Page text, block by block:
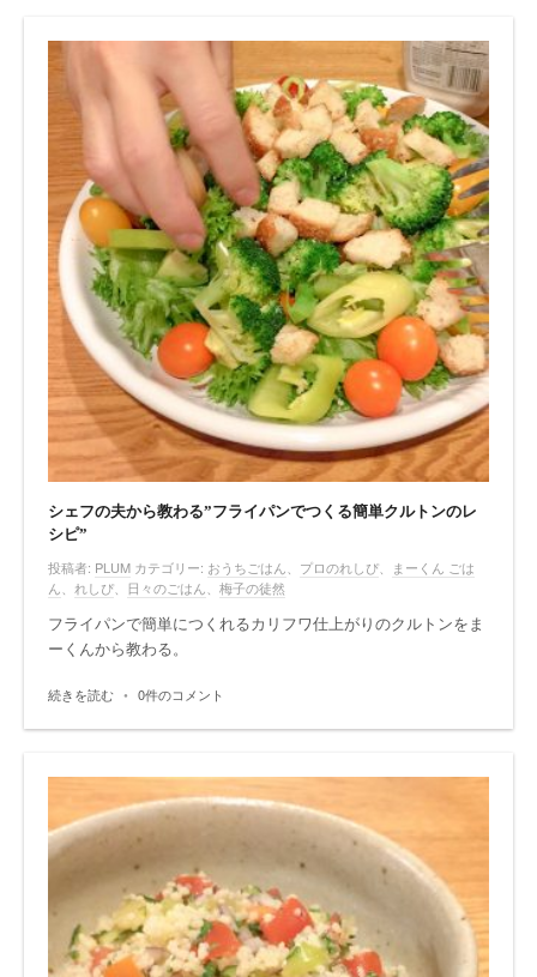
シェフの夫から教わる”フライパンでつくる簡単クルトンのレ
シピ”
投稿者: PLUM カテゴリー: おうちごはん プロのれしぴ
まーくん ごは
ん
れしぴ 日々のごはん 梅子の徒然
フライパンで簡単につくれるカリフワ仕上がりのクルトンをま
ーくんから教わる。
続きを読む • 0件のコメント